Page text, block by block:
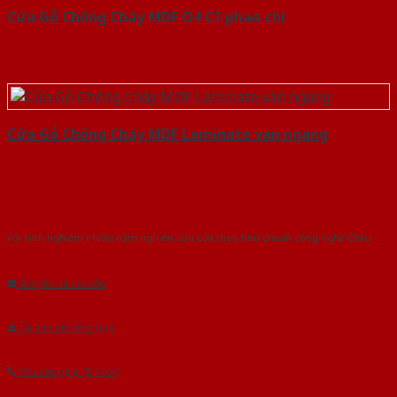
Cửa Gỗ Chống Cháy MDF O4 C1 phao chi
Cửa Gỗ Chống Cháy MDF Laminate van ngang
Với kinh nghiệm nhiêu năm nghiên cứu cửa theo tiêu chuẩn công nghệ Châu
Gửi yêu cầu tư vấn
Tải báo giá tổng hợp
Yêu cầu gọi lại (3 phút)